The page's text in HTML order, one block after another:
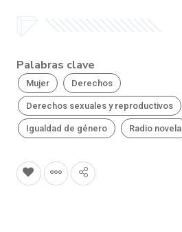
Palabras clave
Mujer Derechos
Derechos sexuales y reproductivos
Igualdad de género Radio novela